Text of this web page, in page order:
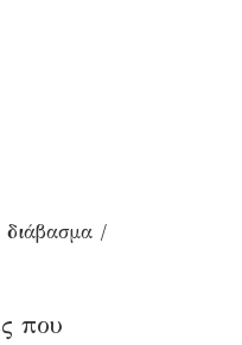
που